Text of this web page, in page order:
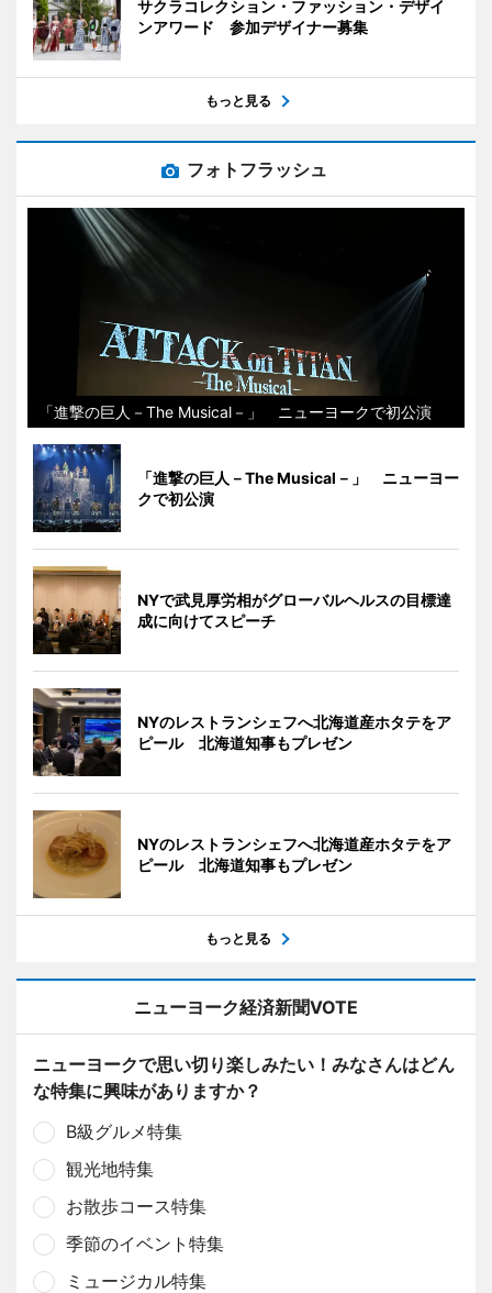
サクラコレクション・ファッション・デザイ
ンアワード 参加デザイナー募集
もっと見る
フォトフラッシュ
「進撃の巨人－The Musical－」 ニューヨークで初公演
「進撃の巨人－The Musical－」 ニューヨー
クで初公演
NYで武見厚労相がグローバルヘルスの目標達
成に向けてスピーチ
NYのレストランシェフへ北海道産ホタテをア
ピール 北海道知事もプレゼン
NYのレストランシェフへ北海道産ホタテをア
ピール 北海道知事もプレゼン
もっと見る
ニューヨーク経済新聞VOTE
ニューヨークで思い切り楽しみたい！みなさんはどん
な特集に興味がありますか？
B級グルメ特集
観光地特集
お散歩コース特集
季節のイベント特集
ミュージカル特集